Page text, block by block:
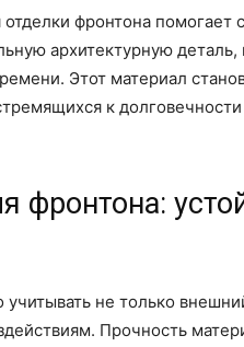
фронтона помогает
архитектурную деталь,
Этот материал
к
фронтона:
не только
Прочность